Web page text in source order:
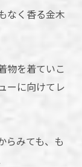
なく香る金木
物を着ていこ
ーに向けてレ
らみても、も